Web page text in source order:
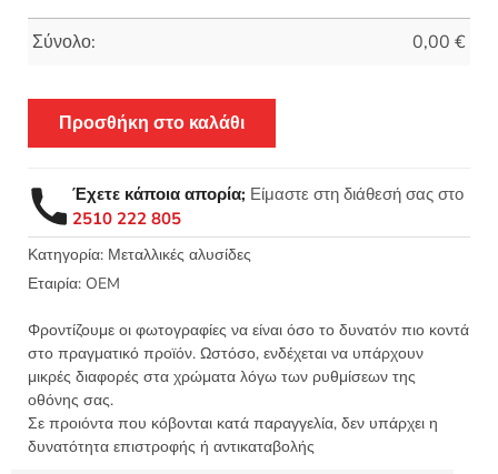
Σύνολο: 0,00 €
Προσθήκη στο καλάθι
Έχετε κάποια απορία; Είμαστε στη διάθεσή σας στο
2510 222 805
Κατηγορία: Μεταλλικές αλυσίδες
Εταιρία: OEM
Φροντίζουμε οι φωτογραφίες να είναι όσο το δυνατόν πιο κοντά
στο πραγματικό προϊόν. Ωστόσο, ενδέχεται να υπάρχουν
μικρές διαφορές στα χρώματα λόγω των ρυθμίσεων της
οθόνης σας.
Σε προιόντα που κόβονται κατά παραγγελία, δεν υπάρχει η
δυνατότητα επιστροφής ή αντικαταβολής